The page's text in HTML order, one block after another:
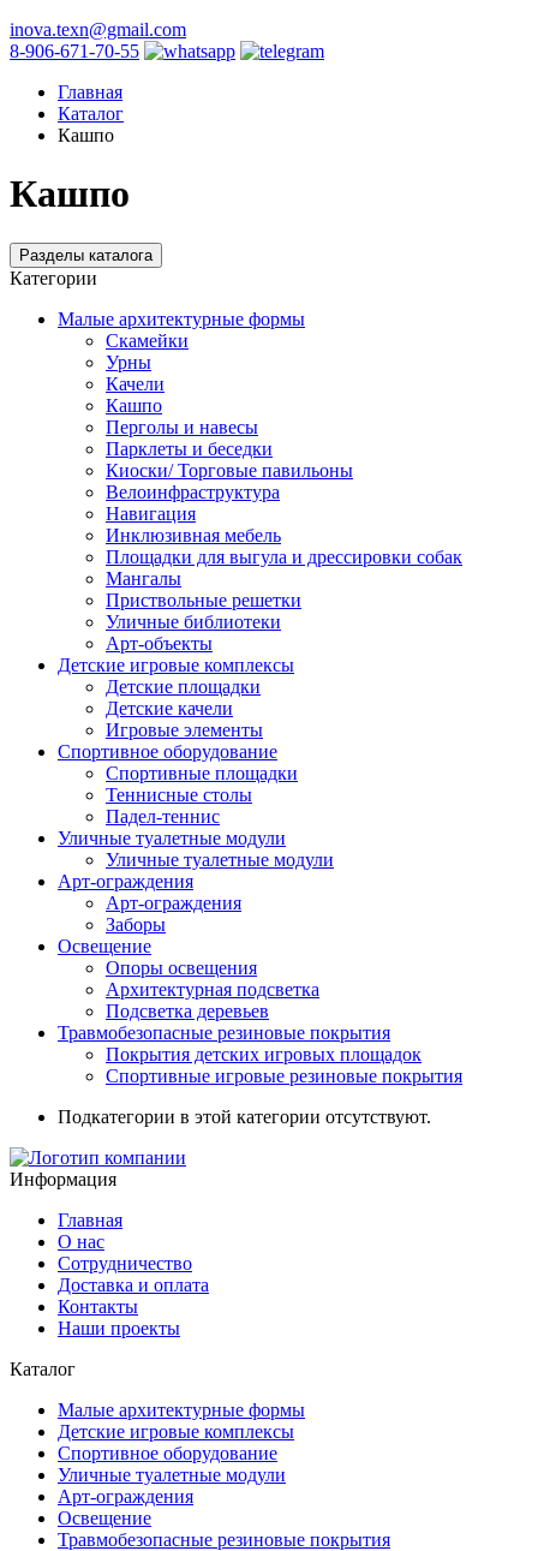
inova.texn@gmail.com
8-906-671-70-55
Главная
Каталог
Кашпо
Кашпо
Разделы каталога
Категории
Малые архитектурные формы
Скамейки
Урны
Качели
Кашпо
Перголы и навесы
Парклеты и беседки
Киоски/ Торговые павильоны
Велоинфраструктура
Навигация
Инклюзивная мебель
Площадки для выгула и дрессировки собак
Мангалы
Приствольные решетки
Уличные библиотеки
Арт-объекты
Детские игровые комплексы
Детские площадки
Детские качели
Игровые элементы
Спортивное оборудование
Спортивные площадки
Теннисные столы
Падел-теннис
Уличные туалетные модули
Уличные туалетные модули
Арт-ограждения
Арт-ограждения
Заборы
Освещение
Опоры освещения
Архитектурная подсветка
Подсветка деревьев
Травмобезопасные резиновые покрытия
Покрытия детских игровых площадок
Спортивные игровые резиновые покрытия
Подкатегории в этой категории отсутствуют.
Информация
Главная
О нас
Сотрудничество
Доставка и оплата
Контакты
Наши проекты
Каталог
Малые архитектурные формы
Детские игровые комплексы
Спортивное оборудование
Уличные туалетные модули
Арт-ограждения
Освещение
Травмобезопасные резиновые покрытия